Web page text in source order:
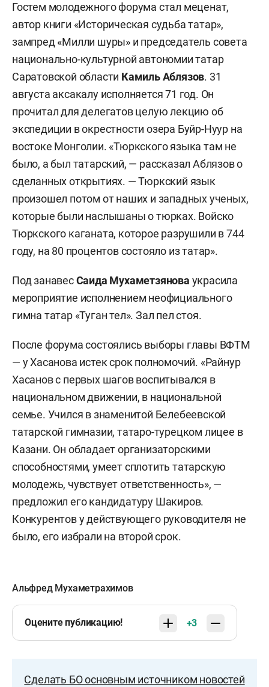
Гостем молодежного форума стал меценат,
автор книги «Историческая судьба татар»,
зампред «Милли шуры» и председатель совета
национально-культурной автономии татар
Саратовской области Камиль Аблязов. 31
августа аксакалу исполняется 71 год. Он
прочитал для делегатов целую лекцию об
экспедиции в окрестности озера Буйр-Нуур на
востоке Монголии. «Тюркского языка там не
было, а был татарский, — рассказал Аблязов о
сделанных открытиях. — Тюркский язык
произошел потом от наших и западных ученых,
которые были наслышаны о тюрках. Войско
Тюркского каганата, которое разрушили в 744
году, на 80 процентов состояло из татар».
Под занавесСаида Мухаметзянова украсила
мероприятие исполнением неофициального
гимна татар «Туган тел». Зал пел стоя.
После форума состоялись выборы главы ВФТМ
— у Хасанова истек срок полномочий. «Райнур
Хасанов с первых шагов воспитывался в
национальном движении, в национальной
семье. Учился в знаменитой Белебеевской
татарской гимназии, татаро-турецком лицее в
Казани. Он обладает организаторскими
способностями, умеет сплотить татарскую
молодежь, чувствует ответственность», —
предложил его кандидатуру Шакиров.
Конкурентов у действующего руководителя не
было, его избрали на второй срок.
Альфред Мухаметрахимов
Оцените публикацию! +3
Сделать БО основным источником новостей